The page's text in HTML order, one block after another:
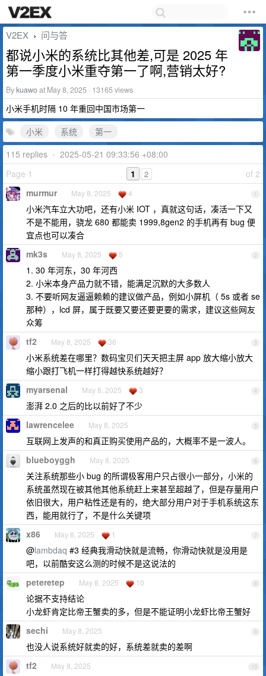
V2EX › 问与答
都说小米的系统比其他差,可是 2025 年
第一季度小米重夺第一了啊,营销太好?
Bykuawoat May 8, 2025 · 13165 views
小米手机时隔 10 年重回中国市场第一
小米
系统
第一
115 replies • 2025-05-21 09:33:56 +08:00
Page 1
of 2
1 2
1
murmur May 8, 2025 4
小米汽车立大功吧，还有小米 IOT ，真就这句话，凑活一下又
不是不能用，骁龙 680 都能卖 1999,8gen2 的手机再有 bug 便
宜点也可以凑合
2
mk3s May 8, 2025 5
1. 30 年河东，30 年河西
2. 小米本身产品力就不错，能满足沉默的大多数人
3. 不要听网友逼逼赖赖的建议做产品，例如小屏机（ 5s 或者 se
那种），lcd 屏，属于既要又要还要更要的需求，建议这些网友
众筹
3
tf2 May 8, 2025 36
小米系统差在哪里？数码宝贝们天天把主屏 app 放大缩小放大
缩小跟打飞机一样打得越快系统越好？
4
myarsenal May 8, 2025 3
澎湃 2.0 之后的比以前好了不少
5
lawrencelee May 8, 2025
互联网上发声的和真正购买使用产品的，大概率不是一波人。
6
blueboyggh May 8, 2025
关注系统那些小 bug 的所谓极客用户只占很小一部分，小米的
系统虽然现在被其他其他系统赶上来甚至超越了，但是存量用户
依旧很大，用户粘性还是有的，绝大部分用户对于手机系统这东
西，能用就行了，不是什么关键项
7
x86 May 8, 2025 1
@lambdaq #3 经典我滑动快就是流畅，你滑动快就是没用是
吧，以前酷安这么测的时候不是这说法的
8
peteretep May 8, 2025 10
论据不支持结论
小龙虾肯定比帝王蟹卖的多，但是不能证明小龙虾比帝王蟹好
9
sechi May 8, 2025
也没人说系统好就卖的好，系统差就卖的差啊
10
tf2 May 8, 2025